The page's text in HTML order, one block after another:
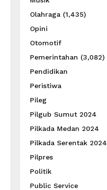
Olahraga (1,435)
Opini
Otomotif
Pemerintahan (3,082)
Pendidikan
Peristiwa
Pileg
Pilgub Sumut 2024
Pilkada Medan 2024
Pilkada Serentak 2024
Pilpres
Politik
Public Service